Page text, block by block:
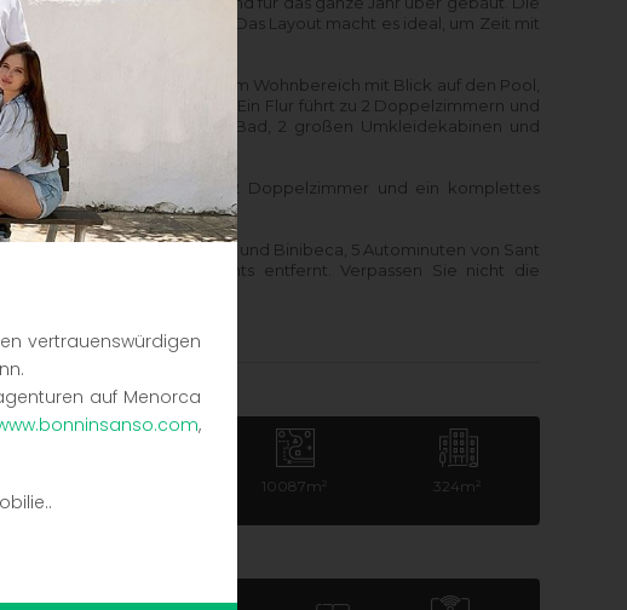
vertrauenswürdigen
auf Menorca
,
Geräten und Stauraum. Das Layout macht es ideal, um Zeit mit
Terrasse mit Kamin, einem Wohnbereich mit Blick auf den Pool,
mit Fenstern zum Pool). Ein Flur führt zu 2 Doppelzimmern und
mit eigenem Bad, 2 großen Umkleidekabinen und
Wohnzimmer mit Küche, 2 Doppelzimmer und ein komplettes
Privatsphäre zu bieten.
Stränden von Punta Prima und Binibeca, 5 Autominuten von Sant
seinen vielen Restaurants entfernt. Verpassen Sie nicht die
10087m² 324m²